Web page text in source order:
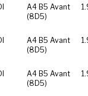
A4 B5 Avant
(8D5)
A4 B5 Avant
(8D5)
A4 B5 Avant
(8D5)